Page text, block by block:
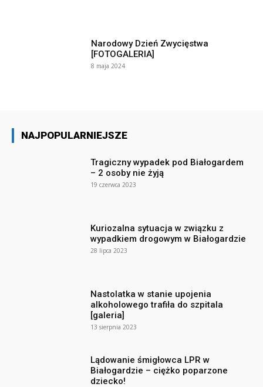
Narodowy Dzień Zwycięstwa
[FOTOGALERIA]
8 maja 2024
NAJPOPULARNIEJSZE
Tragiczny wypadek pod Białogardem
– 2 osoby nie żyją
19 czerwca 2023
Kuriozalna sytuacja w związku z
wypadkiem drogowym w Białogardzie
28 lipca 2023
Nastolatka w stanie upojenia
alkoholowego trafiła do szpitala
[galeria]
13 sierpnia 2023
Lądowanie śmigłowca LPR w
Białogardzie – ciężko poparzone
dziecko!